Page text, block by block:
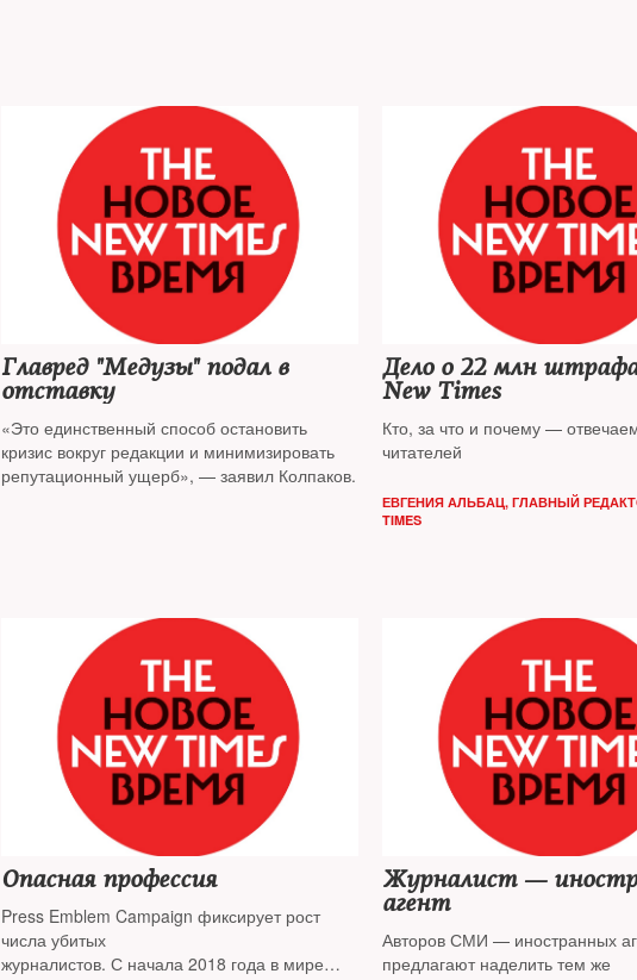
Главред "Медузы" подал в
отставку
«Это единственный способ остановить
кризис вокруг редакции и минимизировать
репутационный ущерб», — заявил Колпаков.
Дело о 22 млн
New Times
Кто, за что и почему —
читателей
ЕВГЕНИЯ АЛЬБАЦ, ГЛАВНЫЙ
TIMES
Опасная профессия
Press Emblem Campaign фиксирует рост
числа убитых
журналистов. С начала 2018 года в мире
Журналист —
агент
Авторов СМИ — иностранных
предлагают наделить тем же